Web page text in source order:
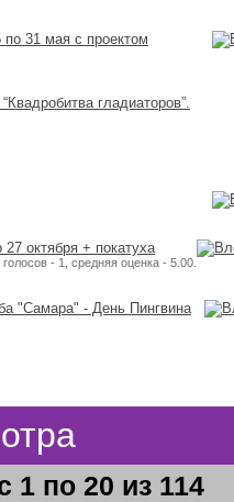
31 мая с проектом
гладиаторов”.
октября + покатуха
"Самара" - День Пингвина
1 по 20 из 114